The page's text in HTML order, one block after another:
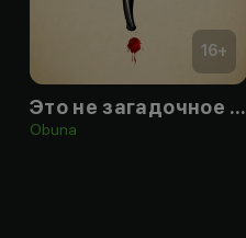
16+
Это не загадочное убийство
Obuna